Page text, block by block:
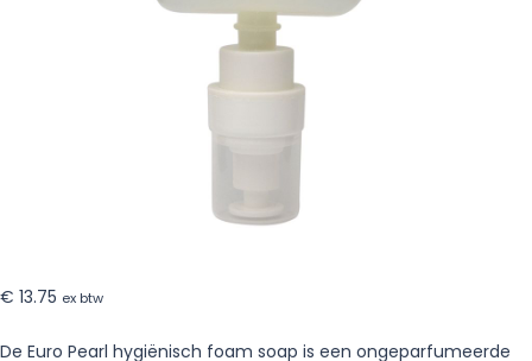
€ 13.75 ex btw
De Euro Pearl hygiënisch foam soap is een ongeparfumeerde